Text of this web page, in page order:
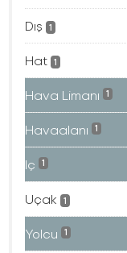
Dış 1
Hat 1
Hava Limanı 1
Havaalanı 1
Iç 1
Uçak 1
Yolcu 1